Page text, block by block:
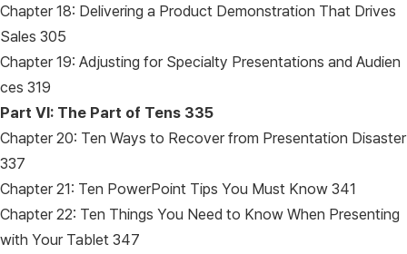
Chapter 18: Delivering a Product Demonstration That Drives
Sales 305
Chapter 19: Adjusting for Specialty Presentations and Audien
ces 319
Part VI: The Part of Tens 335
Chapter 20: Ten Ways to Recover from Presentation Disaster
337
Chapter 21: Ten PowerPoint Tips You Must Know 341
Chapter 22: Ten Things You Need to Know When Presenting
with Your Tablet 347